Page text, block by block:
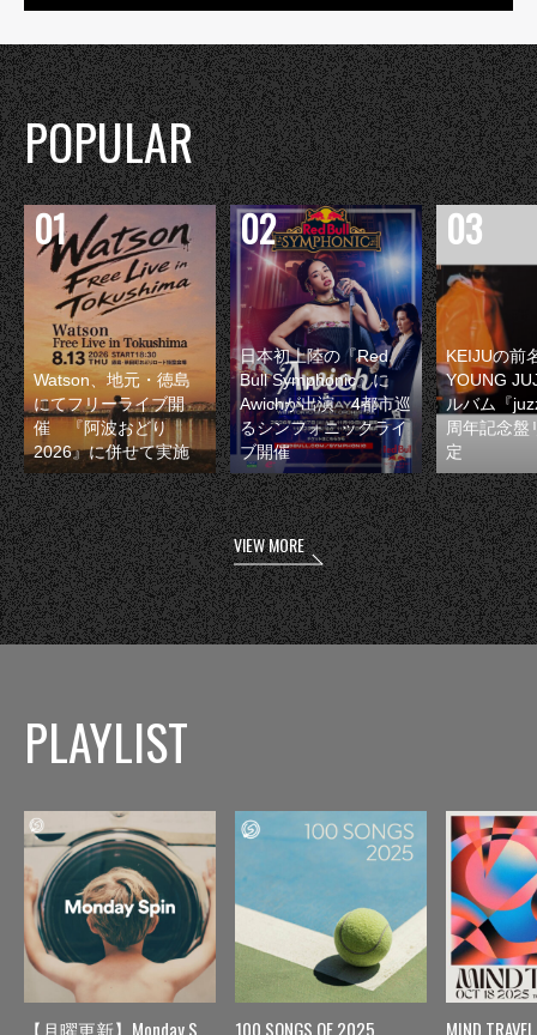
POPULAR
Watson、地元・徳島
にてフリーライブ開
催 『阿波おどり
2026』に併せて実施
日本初上陸の『Red
Bull Symphonic』に
Awichが出演 4都市巡
るシンフォニックライ
ブ開催
KEIJUの前
YOUNG
ルバム『
周年記念盤
定
VIEW MORE
PLAYLIST
【月曜更新】Monday Spin 100 SONGS OF 2025 MIND TRAVEL